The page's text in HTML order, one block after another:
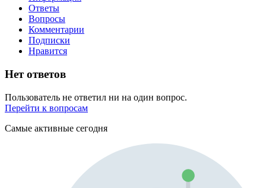
Ответы
Вопросы
Комментарии
Подписки
Нравится
Нет ответов
Пользователь не ответил ни на один вопрос.
Перейти к вопросам
Самые активные сегодня